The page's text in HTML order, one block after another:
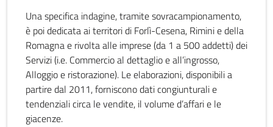
Una specifica indagine, tramite sovracampionamento,
è poi dedicata ai territori di Forlì-Cesena, Rimini e della
Romagna e rivolta alle imprese (da 1 a 500 addetti) dei
Servizi (i.e. Commercio al dettaglio e all’ingrosso,
Alloggio e ristorazione). Le elaborazioni, disponibili a
partire dal 2011, forniscono dati congiunturali e
tendenziali circa le vendite, il volume d’affari e le
giacenze.